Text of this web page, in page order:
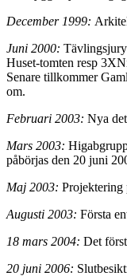
December 1999:
Juni 2000:
Huset-tomten resp
Senare tillkommer
om.
Februari 2003: Nya
Mars 2003:
påbörjas den 20 juni
Maj 2003: Projektering
Augusti 2003: Första
18 mars 2004: Det
20 juni 2006: